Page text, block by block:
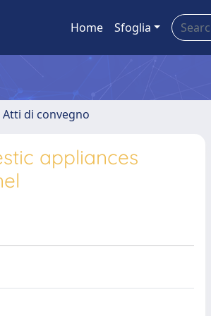
Home Sfoglia
di convegno
appliances